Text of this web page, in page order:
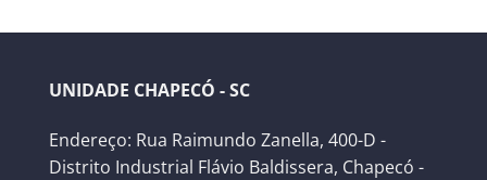
UNIDADE CHAPECÓ - SC
Endereço: Rua Raimundo Zanella, 400-D -
Distrito Industrial Flávio Baldissera, Chapecó -